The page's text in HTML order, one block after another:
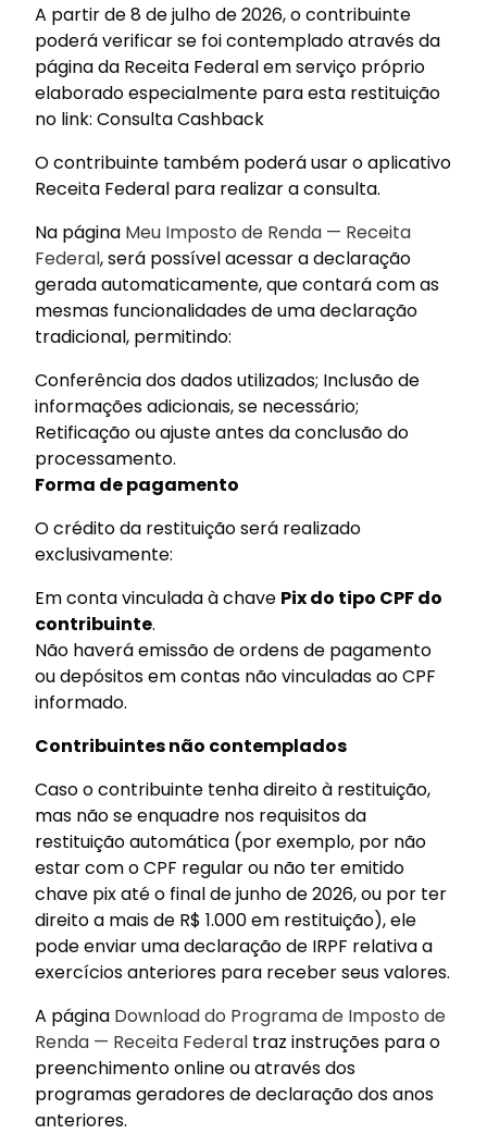
A partir de 8 de julho de 2026, o contribuinte
poderá verificar se foi contemplado através da
página da Receita Federal em serviço próprio
elaborado especialmente para esta restituição
no link: Consulta Cashback
O contribuinte também poderá usar o aplicativo
Receita Federal para realizar a consulta.
Na página Meu Imposto de Renda — Receita
Federal, será possível acessar a declaração
gerada automaticamente, que contará com as
mesmas funcionalidades de uma declaração
tradicional, permitindo:
Conferência dos dados utilizados; Inclusão de
informações adicionais, se necessário;
Retificação ou ajuste antes da conclusão do
processamento.
Forma de pagamento
O crédito da restituição será realizado
exclusivamente:
Em conta vinculada à chave Pix do tipo CPF do
contribuinte.
Não haverá emissão de ordens de pagamento
ou depósitos em contas não vinculadas ao CPF
informado.
Contribuintes não contemplados
Caso o contribuinte tenha direito à restituição,
mas não se enquadre nos requisitos da
restituição automática (por exemplo, por não
estar com o CPF regular ou não ter emitido
chave pix até o final de junho de 2026, ou por ter
direito a mais de R$ 1.000 em restituição), ele
pode enviar uma declaração de IRPF relativa a
exercícios anteriores para receber seus valores.
A página Download do Programa de Imposto de
Renda — Receita Federal traz instruções para o
preenchimento online ou através dos
programas geradores de declaração dos anos
anteriores.